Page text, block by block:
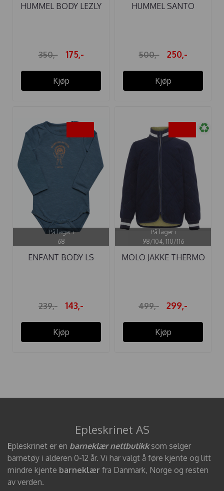
HUMMEL BODY LEZLY
350,- 175,-
Kjøp
HUMMEL SANTO
500,- 250,-
Kjøp
På lager i
68
ENFANT BODY LS
239,- 143,-
Kjøp
På lager i
98/104, 110/116
MOLO JAKKE THERMO
499,- 299,-
Kjøp
Epleskrinet AS
Epleskrinet er en barneklær nettbutikksom selger
barnetøy i alderen 0-12 år. Vi har valgt å føre kjente og litt
mindre kjente barneklær fra Danmark, Norge og resten
av verden.